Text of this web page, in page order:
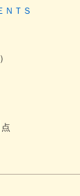
ＮＴＳ
点